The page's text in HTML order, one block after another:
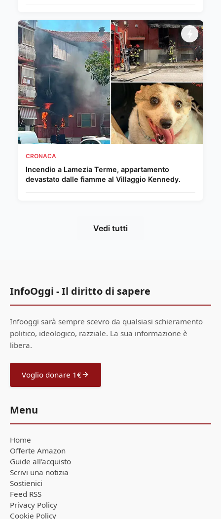
CRONACA
Incendio a Lamezia Terme, appartamento
devastato dalle fiamme al Villaggio Kennedy.
Vedi tutti
InfoOggi - Il diritto di sapere
Infooggi sarà sempre scevro da qualsiasi schieramento
politico, ideologico, razziale. La sua informazione è
libera.
Voglio donare 1€
Menu
Home
Offerte Amazon
Guide all'acquisto
Scrivi una notizia
Sostienici
Feed RSS
Privacy Policy
Cookie Policy